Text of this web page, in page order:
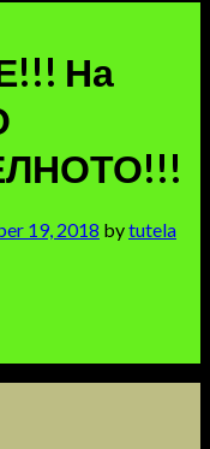
На
19, 2018 bytutela